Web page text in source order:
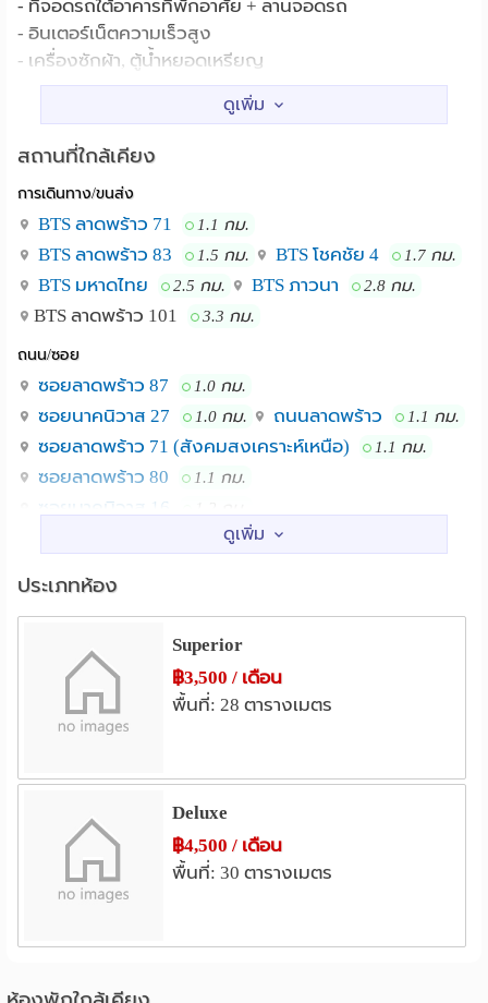
- ที่จอดรถใต้อาคารที่พักอาศัย + ลานจอดรถ
- อินเตอร์เน็ตความเร็วสูง
- เครื่องซักผ้า, ตู้น้ำหยอดเหรียญ
- รปภ.ประจำการตลอดคืน พร้อมกล้องวงจรปิด 24 ชม
- มีมอเตอร์ไซด์รับจ้างเข้าออกตลอดเวลา
- เซ็นทรัลเฟสติวัล อีสต์วิลล์ - เทสโก โลตัส -
สถานที่ใกล้เคียง
การเดินทาง/ขนส่ง
BTS ลาดพร้าว 71 1.1 กม.
BTS ลาดพร้าว 83 1.5 กม. BTS โชคชัย 4 1.7 กม.
BTS มหาดไทย 2.5 กม. BTS ภาวนา 2.8 กม.
BTS ลาดพร้าว 101 3.3 กม.
ถนน/ซอย
ซอยลาดพร้าว 87 1.0 กม.
ซอยนาคนิวาส 27 1.0 กม. ถนนลาดพร้าว 1.1 กม.
ซอยลาดพร้าว 71 (สังคมสงเคราะห์เหนือ) 1.1 กม.
ซอยลาดพร้าว 80 1.1 กม.
ซอยนาคนิวาส 16
รร.บดินทรเดชา 3
รร.นานาชาติฝรั่งเศส 3.1 กม.
รร.บดินทร์เดชา (สิงห์ สิงหเสนี)
รร.สตรีวิทยา 2 3.3 กม. ม.รัตนบัณฑิต
อิมพีเรียลลาดพร้าว
บิ๊กซี ลาดพร้าว 1.3 กม.
เดอะ เชลเตอร์ โชคชัย 4
รพ.ลาดพร้าว
ประเภทห้อง
Superior
฿3,500 / เดือน
พื้นที่: 28 ตารางเมตร
Deluxe
฿4,500 / เดือน
พื้นที่: 30 ตารางเมตร